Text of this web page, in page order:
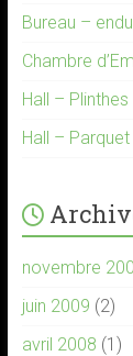
Bureau –
Chambre
Hall –
Hall – Parquet
novembre
juin 2009 (2)
avril 2008 (1)